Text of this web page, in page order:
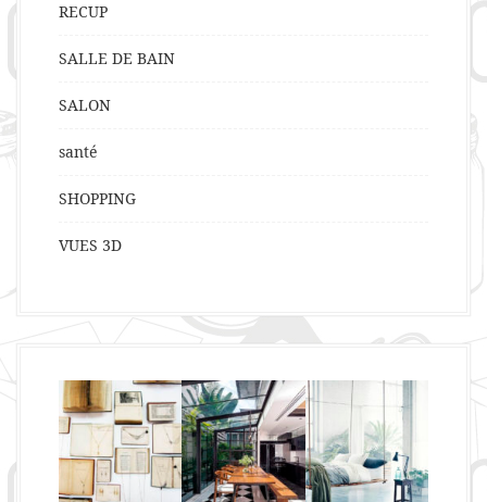
RECUP
SALLE DE BAIN
SALON
santé
SHOPPING
VUES 3D